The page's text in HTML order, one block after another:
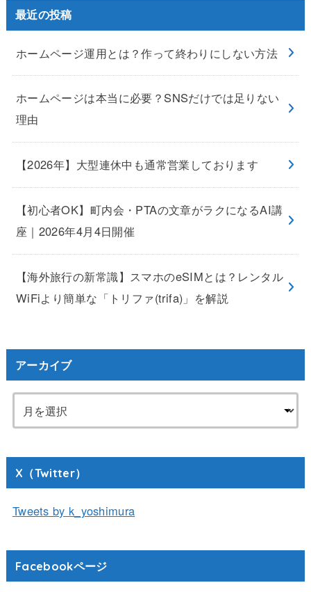
最近の投稿
ホームページ運用とは？作って終わりにしない方法
ホームページは本当に必要？SNSだけでは足りない
理由
【2026年】大型連休中も通常営業しております
【初心者OK】町内会・PTAの文章がラクになるAI講
座｜2026年4月4日開催
【海外旅行の新常識】スマホのeSIMとは？レンタル
WiFiより簡単な「トリファ(trifa)」を解説
アーカイブ
X（Twitter）
Tweets by k_yoshimura
Facebookページ